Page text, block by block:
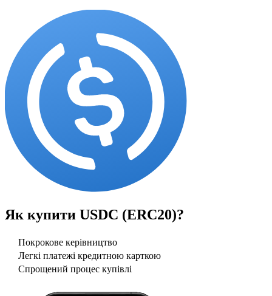
Як купити USDC (ERC20)?
Покрокове керівництво
Легкі платежі кредитною карткою
Спрощений процес купівлі